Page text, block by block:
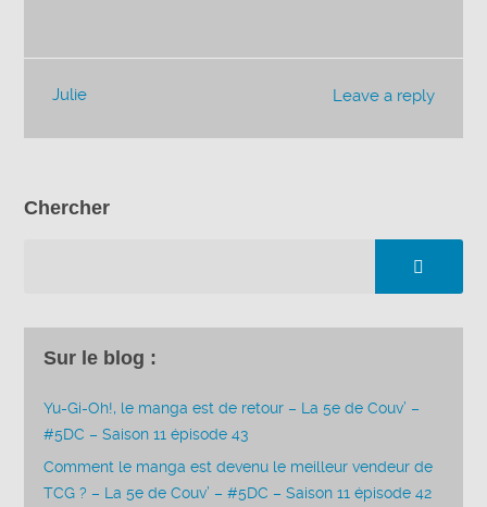
Leave a reply
Julie
Chercher
Sur le blog :
Yu-Gi-Oh!, le manga est de retour – La 5e de Couv’ –
#5DC – Saison 11 épisode 43
Comment le manga est devenu le meilleur vendeur de
TCG ? – La 5e de Couv’ – #5DC – Saison 11 épisode 42